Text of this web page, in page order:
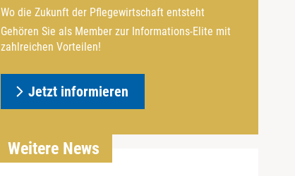
Wo die Zukunft der Pflegewirtschaft entsteht
Gehören Sie als Member zur Informations-Elite mit
zahlreichen Vorteilen!
Jetzt informieren
Weitere News